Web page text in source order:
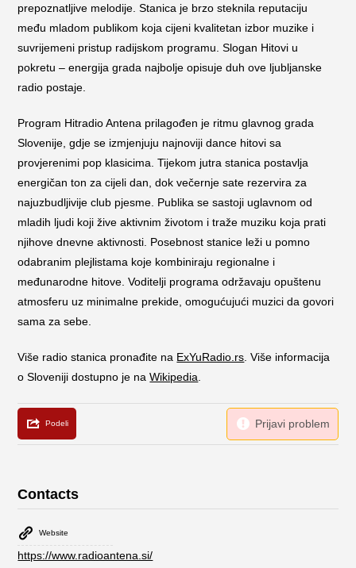
prepoznatljive melodije. Stanica je brzo steknila reputaciju
među mladom publikom koja cijeni kvalitetan izbor muzike i
suvrijemeni pristup radijskom programu. Slogan Hitovi u
pokretu – energija grada najbolje opisuje duh ove ljubljanske
radio postaje.
Program Hitradio Antena prilagođen je ritmu glavnog grada
Slovenije, gdje se izmjenjuju najnoviji dance hitovi sa
provjerenimi pop klasicima. Tijekom jutra stanica postavlja
energičan ton za cijeli dan, dok večernje sate rezervira za
najuzbudljivije club pjesme. Publika se sastoji uglavnom od
mladih ljudi koji žive aktivnim životom i traže muziku koja prati
njihove dnevne aktivnosti. Posebnost stanice leži u pomno
odabranim plejlistama koje kombiniraju regionalne i
međunarodne hitove. Voditelji programa održavaju opuštenu
atmosferu uz minimalne prekide, omogućujući muzici da govori
sama za sebe.
Više radio stanica pronađite na ExYuRadio.rs . Više informacija
o Sloveniji dostupno je naWikipedia
Contacts
Website
https://www.radioantena.si/